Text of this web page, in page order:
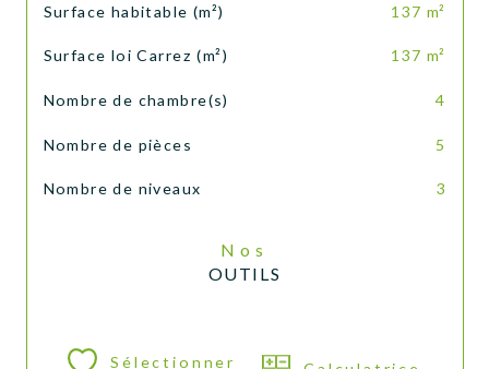
Surface habitable (m²) 137 m²
Surface loi Carrez (m²) 137 m²
Nombre de chambre(s) 4
Nombre de pièces 5
Nombre de niveaux 3
Nos
OUTILS
Sélectionner